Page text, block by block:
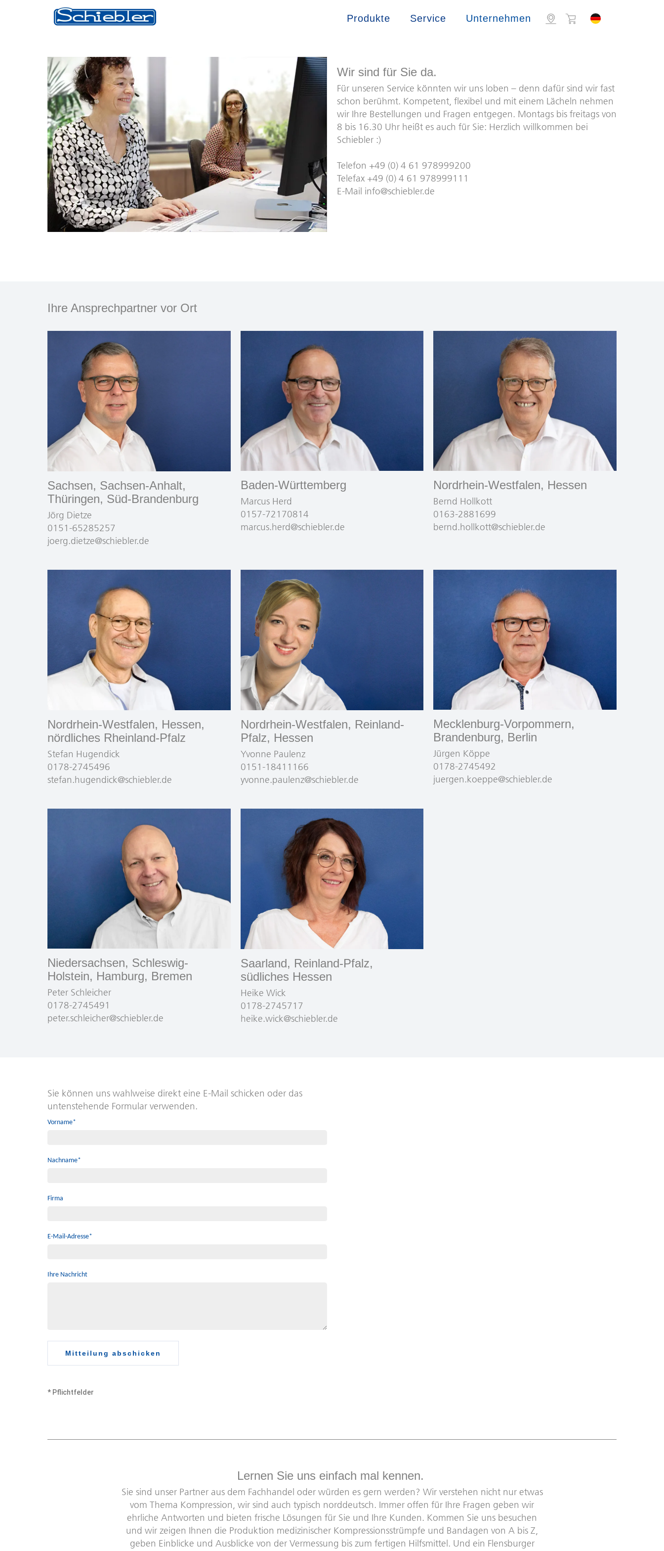
Produkte Service Unternehmen
Wir sind für Sie da.
Für unseren Service könnten wir uns loben – denn dafür sind wir fast
schon berühmt. Kompetent, flexibel und mit einem Lächeln nehmen
wir Ihre Bestellungen und Fragen entgegen. Montags bis freitags von
8 bis 16.30 Uhr heißt es auch für Sie: Herzlich willkommen bei
Schiebler :)
Telefon +49 (0) 4 61 978999200
Telefax +49 (0) 4 61 978999111
E-Mail info@schiebler.de
Ihre Ansprechpartner vor Ort
Sachsen, Sachsen-Anhalt,
Thüringen, Süd-Brandenburg
Jörg Dietze
0151-65285257
joerg.dietze@schiebler.de
Baden-Württemberg
Marcus Herd
0157-72170814
marcus.herd@schiebler.de
Nordrhein-Westfalen, Hessen
Bernd Hollkott
0163-2881699
bernd.hollkott@schiebler.de
Nordrhein-Westfalen, Hessen,
nördliches Rheinland-Pfalz
Stefan Hugendick
0178-2745496
stefan.hugendick@schiebler.de
Nordrhein-Westfalen, Reinland-
Pfalz, Hessen
Yvonne Paulenz
0151-18411166
yvonne.paulenz@schiebler.de
Mecklenburg-Vorpommern,
Brandenburg, Berlin
Jürgen Köppe
0178-2745492
juergen.koeppe@schiebler.de
Niedersachsen, Schleswig-
Holstein, Hamburg, Bremen
Peter Schleicher
0178-2745491
peter.schleicher@schiebler.de
Saarland, Reinland-Pfalz,
südliches Hessen
Heike Wick
0178-2745717
heike.wick@schiebler.de
Service
Agreement
Sie können uns wahlweise direkt eine E-Mail schicken oder das
untenstehende Formular verwenden.
Vorname*
Nachname*
Firma
E-Mail-Adresse*
Ihre Nachricht
Mitteilung abschicken
* Pflichtfelder
Lernen Sie uns einfach mal kennen.
Sie sind unser Partner aus dem Fachhandel oder würden es gern werden? Wir verstehen nicht nur etwas
vom Thema Kompression, wir sind auch typisch norddeutsch. Immer offen für Ihre Fragen geben wir
ehrliche Antworten und bieten frische Lösungen für Sie und Ihre Kunden. Kommen Sie uns besuchen
und wir zeigen Ihnen die Produktion medizinischer Kompressionsstrümpfe und Bandagen von A bis Z,
geben Einblicke und Ausblicke von der Vermessung bis zum fertigen Hilfsmittel. Und ein Flensburger